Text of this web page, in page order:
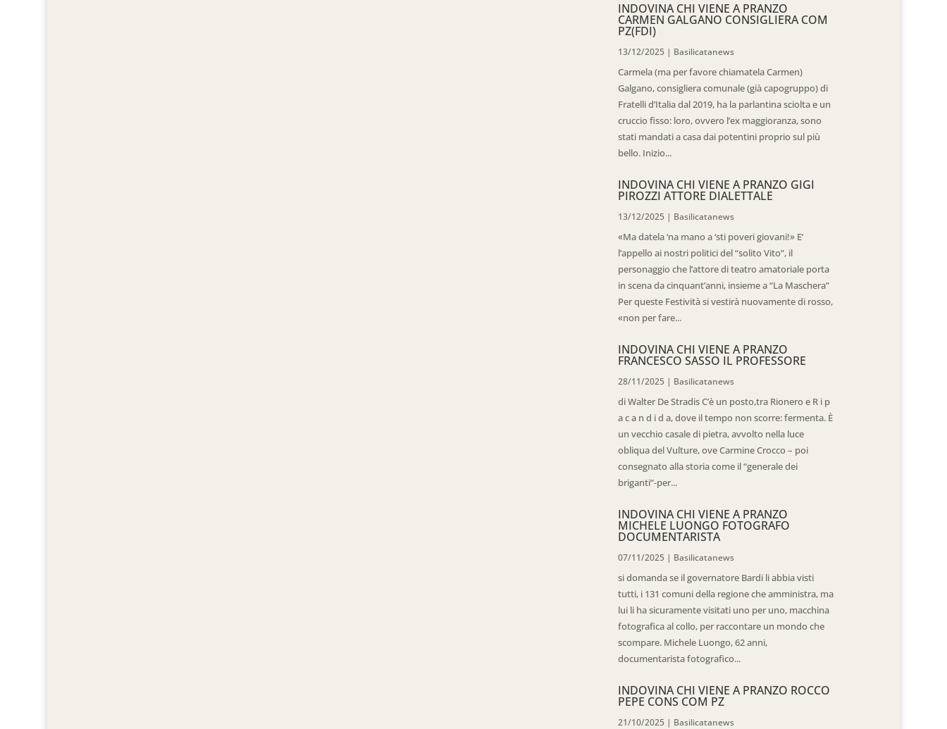
INDOVINA CHI VIENE A PRANZO
CARMEN GALGANO CONSIGLIERA COM
PZ(FDI)
13/12/2025 | Basilicatanews
Carmela (ma per favore chiamatela Carmen)
Galgano, consigliera comunale (già capogruppo) di
Fratelli d’Italia dal 2019, ha la parlantina sciolta e un
cruccio fisso: loro, ovvero l’ex maggioranza, sono
stati mandati a casa dai potentini proprio sul più
bello. Inizio...
INDOVINA CHI VIENE A PRANZO GIGI
PIROZZI ATTORE DIALETTALE
13/12/2025 | Basilicatanews
«Ma datela ‘na mano a ‘sti poveri giovani!» E’
l’appello ai nostri politici del “solito Vito”, il
personaggio che l’attore di teatro amatoriale porta
in scena da cinquant’anni, insieme a “La Maschera”
Per queste Festività si vestirà nuovamente di rosso,
«non per fare...
INDOVINA CHI VIENE A PRANZO
FRANCESCO SASSO IL PROFESSORE
28/11/2025 | Basilicatanews
di Walter De Stradis C’è un posto,tra Rionero e R i p
a c a n d i d a, dove il tempo non scorre: fermenta. È
un vecchio casale di pietra, avvolto nella luce
obliqua del Vulture, ove Carmine Crocco – poi
consegnato alla storia come il “generale dei
briganti”-per...
INDOVINA CHI VIENE A PRANZO
MICHELE LUONGO FOTOGRAFO
DOCUMENTARISTA
07/11/2025 | Basilicatanews
si domanda se il governatore Bardi li abbia visti
tutti, i 131 comuni della regione che amministra, ma
lui li ha sicuramente visitati uno per uno, macchina
fotografica al collo, per raccontare un mondo che
scompare. Michele Luongo, 62 anni,
documentarista fotografico...
INDOVINA CHI VIENE A PRANZO ROCCO
PEPE CONS COM PZ
21/10/2025 | Basilicatanews